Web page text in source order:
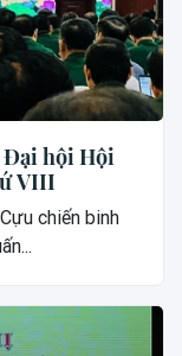
Đại hội Hội
VIII
chiến binh